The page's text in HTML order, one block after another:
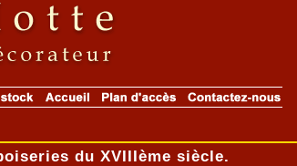
du XVIIIème siècle.